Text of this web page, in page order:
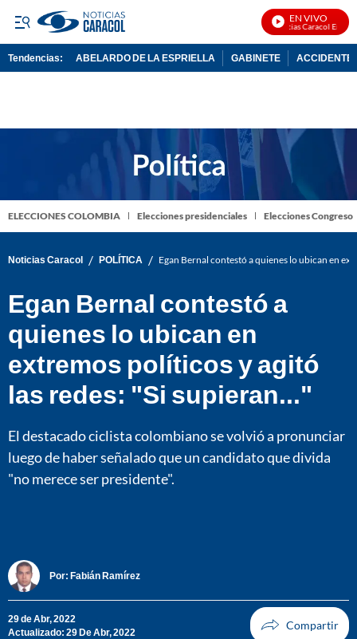
EN VIVO
Noticias Caracol En Vivo
Tendencias: ABELARDO DE LA ESPRIELLA GABINETE ACCIDENTE
ELECCIONES COLOMBIA Elecciones presidenciales Elecciones Congreso
Noticias Caracol / POLÍTICA / Egan Bernal contestó a quienes lo ubican en
Egan Bernal contestó a
quienes lo ubican en
extremos políticos y agitó
las redes: "Si supieran..."
El destacado ciclista colombiano se volvió a pronunciar
luego de haber señalado que un candidato que divida
"no merece ser presidente".
Por: Fabián Ramírez
29 de Abr, 2022
Actualizado: 29 De Abr, 2022